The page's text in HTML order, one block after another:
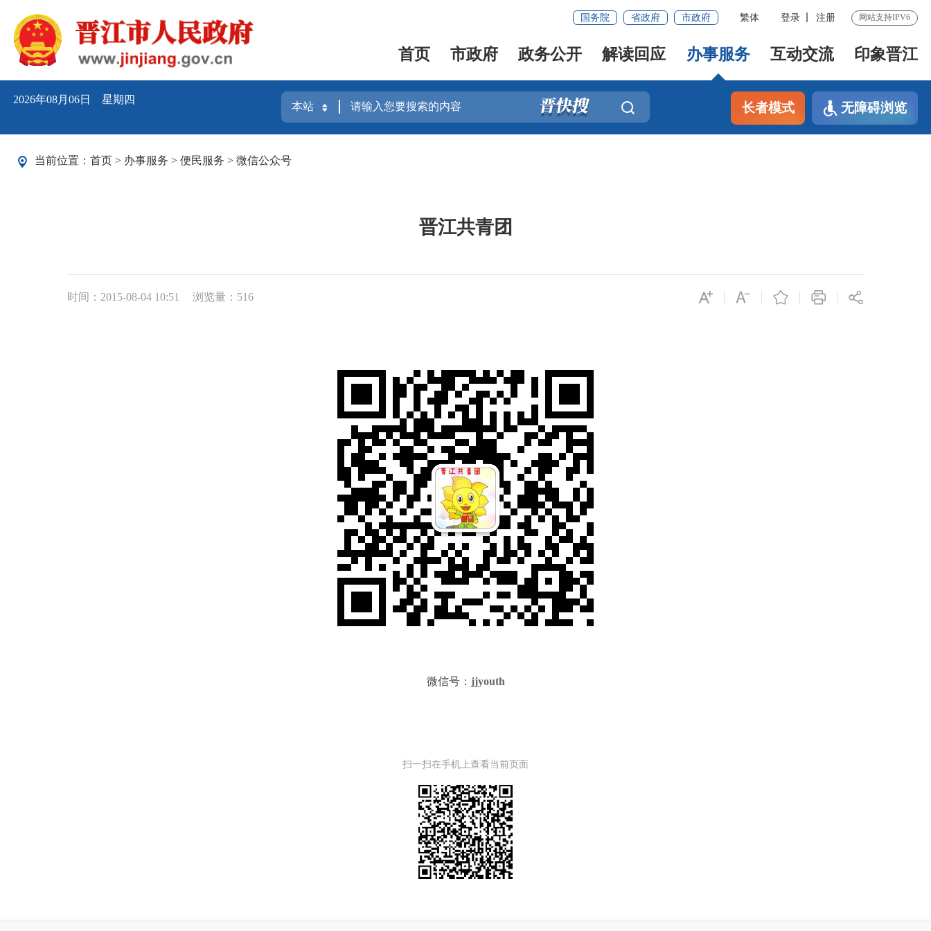
国务院 省政府 市政府 繁体 登录 注册 网站支持IPV6
首页 市政府 政务公开 解读回应 办事服务 互动交流 印象晋江
2026年08月06日 星期四
长者模式 无障碍浏览
当前位置： 首页 > 办事服务 > 便民服务 > 微信公众号
晋江共青团
时间：2015-08-04 10:51 浏览量： 516
微信号： jjyouth
扫一扫在手机上查看当前页面